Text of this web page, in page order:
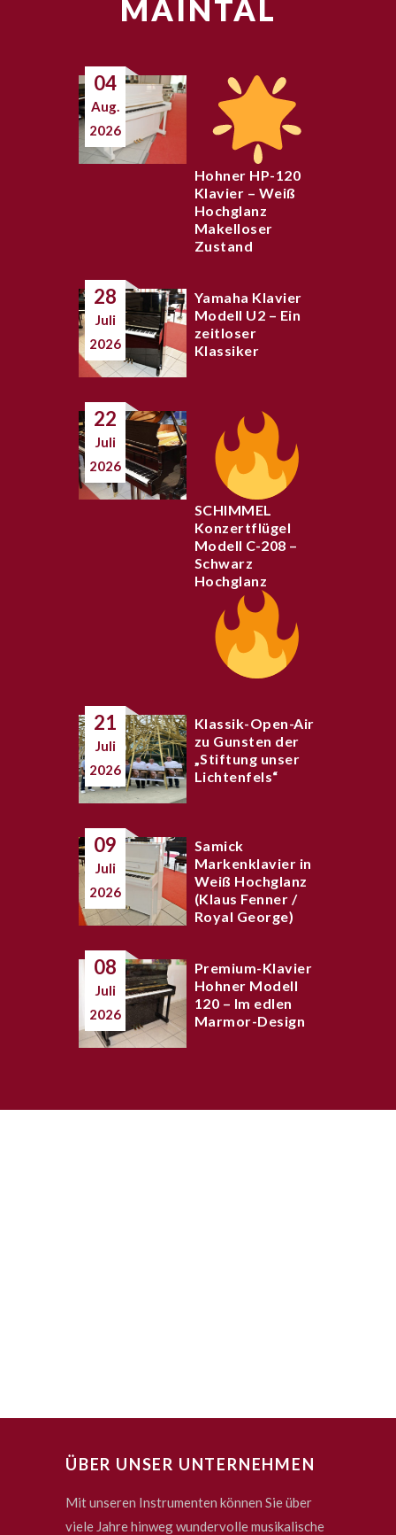
MAINTAL
04
Aug.
2026
Hohner HP-120
Klavier – Weiß
Hochglanz
Makelloser
Zustand
28
Juli
2026
Yamaha Klavier
Modell U2 – Ein
zeitloser
Klassiker
22
Juli
2026
SCHIMMEL
Konzertflügel
Modell C-208 –
Schwarz
Hochglanz
21
Juli
2026
Klassik-Open-Air
zu Gunsten der
„Stiftung unser
Lichtenfels“
09
Juli
2026
Samick
Markenklavier in
Weiß Hochglanz
(Klaus Fenner /
Royal George)
08
Juli
2026
Premium-Klavier
Hohner Modell
120 – Im edlen
Marmor-Design
ÜBER UNSER UNTERNEHMEN
Mit unseren Instrumenten können Sie über
viele Jahre hinweg wundervolle musikalische